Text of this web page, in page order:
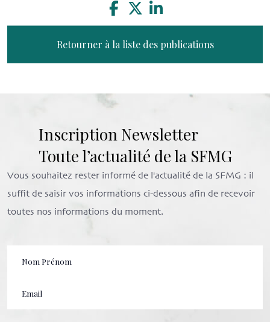
Retourner à la liste des publications
Inscription Newsletter
Toute l’actualité de la SFMG
Vous souhaitez rester informé de l'actualité de la SFMG : il
suffit de saisir vos informations ci-dessous afin de recevoir
toutes nos informations du moment.